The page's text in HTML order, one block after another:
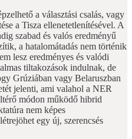
a választási csalás, vagy
a Tisza ellenetetlenítésével. A
szabad és valós eredményű
a hatalomátadás nem történik
lesz eredményes és valódi
tiltakozások indulnak, de
Grúziában vagy Belaruszban
jelenti, ami valahol a NER
módon működő hibrid
nem képes
egy új, szerencsés